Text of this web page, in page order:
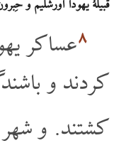
قبیلۀ یهودا اورشلیم و
۸عساکر
کردند و
کشتند. و